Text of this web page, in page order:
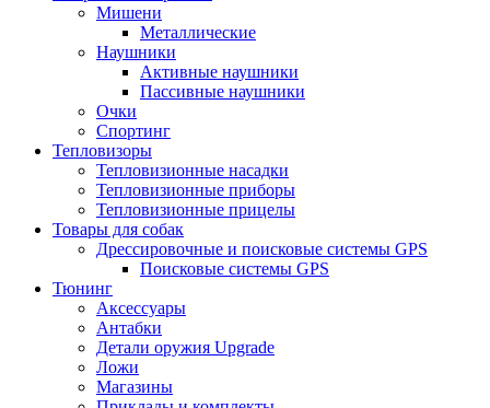
Мишени
Металлические
Наушники
Активные наушники
Пассивные наушники
Очки
Спортинг
Тепловизоры
Тепловизионные насадки
Тепловизионные приборы
Тепловизионные прицелы
Товары для собак
Дрессировочные и поисковые системы GPS
Поисковые системы GPS
Тюнинг
Аксессуары
Антабки
Детали оружия Upgrade
Ложи
Магазины